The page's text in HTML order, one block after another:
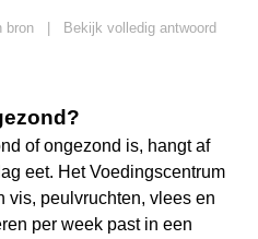
bron
Bekijk volledig antwoord
of ongezond is, hangt af
eet. Het Voedingscentrum
vis, peulvruchten, vlees en
per week past in een